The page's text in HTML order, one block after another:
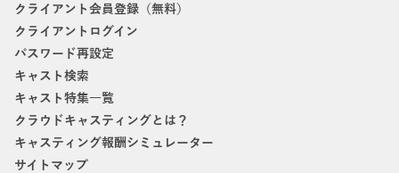
クライアント会員登録（無料）
クライアントログイン
パスワード再設定
キャスト検索
キャスト特集一覧
クラウドキャスティングとは？
キャスティング報酬シミュレーター
サイトマップ